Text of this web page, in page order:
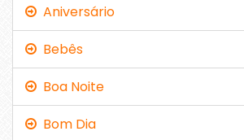
Aniversário
Bebês
Boa Noite
Bom Dia